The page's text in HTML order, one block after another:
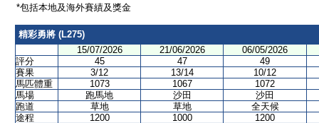
*包括本地及海外賽績及獎金
精彩勇將 (L275)
15/07/2026
21/06/2026
06/05/2026
評分
45 47
49
賽果
3/12 13/14
10/12
馬匹體重
1073 1067
1072
馬場
跑馬地 沙田
沙田
跑道
草地 草地
全天候
途程
1200 1000
1200